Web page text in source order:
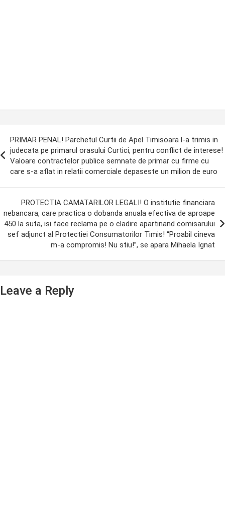
PRIMAR PENAL! Parchetul Curtii de Apel Timisoara l-a trimis in
judecata pe primarul orasului Curtici, pentru conflict de interese!
Valoare contractelor publice semnate de primar cu firme cu
care s-a aflat in relatii comerciale depaseste un milion de euro
PROTECTIA CAMATARILOR LEGALI! O institutie financiara
nebancara, care practica o dobanda anuala efectiva de aproape
450 la suta, isi face reclama pe o cladire apartinand comisarului
sef adjunct al Protectiei Consumatorilor Timis! “Proabil cineva
m-a compromis! Nu stiu!”, se apara Mihaela Ignat
Leave a Reply